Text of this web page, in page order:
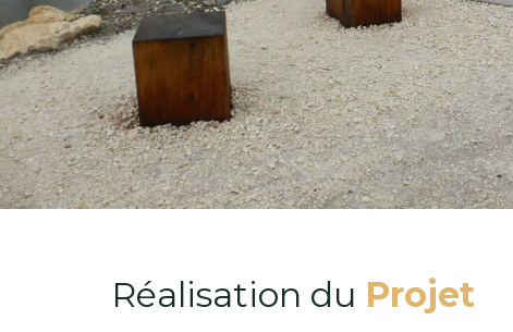
Réalisation du Projet